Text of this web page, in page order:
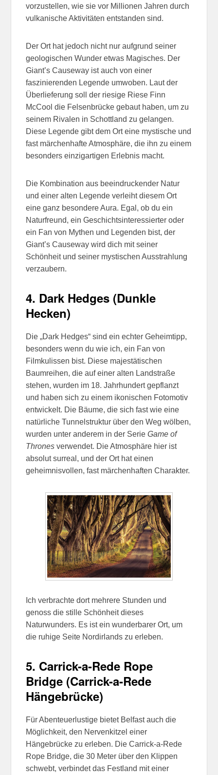
vorzustellen, wie sie vor Millionen Jahren durch
vulkanische Aktivitäten entstanden sind.
Der Ort hat jedoch nicht nur aufgrund seiner
geologischen Wunder etwas Magisches. Der
Giant’s Causeway ist auch von einer
faszinierenden Legende umwoben. Laut der
Überlieferung soll der riesige Riese Finn
McCool die Felsenbrücke gebaut haben, um zu
seinem Rivalen in Schottland zu gelangen.
Diese Legende gibt dem Ort eine mystische und
fast märchenhafte Atmosphäre, die ihn zu einem
besonders einzigartigen Erlebnis macht.
Die Kombination aus beeindruckender Natur
und einer alten Legende verleiht diesem Ort
eine ganz besondere Aura. Egal, ob du ein
Naturfreund, ein Geschichtsinteressierter oder
ein Fan von Mythen und Legenden bist, der
Giant’s Causeway wird dich mit seiner
Schönheit und seiner mystischen Ausstrahlung
verzaubern.
4. Dark Hedges (Dunkle
Hecken)
Die „Dark Hedges“ sind ein echter Geheimtipp,
besonders wenn du wie ich, ein Fan von
Filmkulissen bist. Diese majestätischen
Baumreihen, die auf einer alten Landstraße
stehen, wurden im 18. Jahrhundert gepflanzt
und haben sich zu einem ikonischen Fotomotiv
entwickelt. Die Bäume, die sich fast wie eine
natürliche Tunnelstruktur über den Weg wölben,
wurden unter anderem in der SerieGame of
Thrones verwendet. Die Atmosphäre hier ist
absolut surreal, und der Ort hat einen
geheimnisvollen, fast märchenhaften Charakter.
Ich verbrachte dort mehrere Stunden und
genoss die stille Schönheit dieses
Naturwunders. Es ist ein wunderbarer Ort, um
die ruhige Seite Nordirlands zu erleben.
5. Carrick-a-Rede Rope
Bridge (Carrick-a-Rede
Hängebrücke)
Für Abenteuerlustige bietet Belfast auch die
Möglichkeit, den Nervenkitzel einer
Hängebrücke zu erleben. Die Carrick-a-Rede
Rope Bridge, die 30 Meter über den Klippen
schwebt, verbindet das Festland mit einer